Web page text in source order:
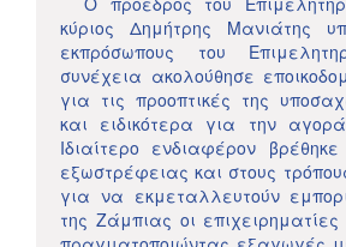
κύριος Δημήτρης Μανιάτης
εκπρόσωπους του
συνέχεια ακολούθησε
για τις προοπτικές της
και ειδικότερα για την
Ιδιαίτερο ενδιαφέρον
εξωστρέφειας και στους
για να εκμεταλλευτούν
της Ζάμπιας οι